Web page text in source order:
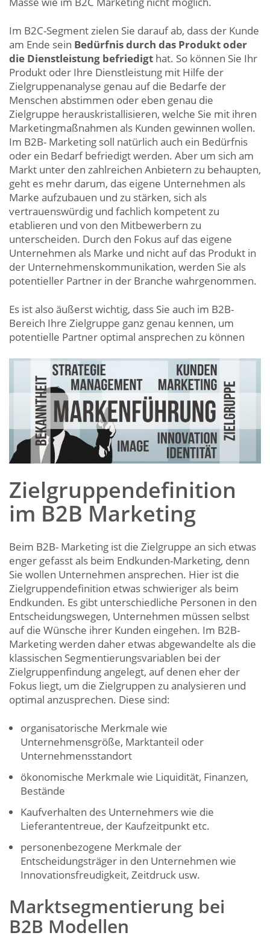
Im B2C-Segment zielen Sie darauf ab, dass der Kunde
am Ende sein Bedürfnis durch das Produkt oder
die Dienstleistung befriedigt hat. So können Sie Ihr
Produkt oder Ihre Dienstleistung mit Hilfe der
Zielgruppenanalyse genau auf die Bedarfe der
Menschen abstimmen oder eben genau die
Zielgruppe herauskristallisieren, welche Sie mit ihren
Marketingmaßnahmen als Kunden gewinnen wollen.
Im B2B- Marketing soll natürlich auch ein Bedürfnis
oder ein Bedarf befriedigt werden. Aber um sich am
Markt unter den zahlreichen Anbietern zu behaupten,
geht es mehr darum, das eigene Unternehmen als
Marke aufzubauen und zu stärken, sich als
vertrauenswürdig und fachlich kompetent zu
etablieren und von den Mitbewerbern zu
unterscheiden. Durch den Fokus auf das eigene
Unternehmen als Marke und nicht auf das Produkt in
der Unternehmenskommunikation, werden Sie als
potentieller Partner in der Branche wahrgenommen.
Es ist also äußerst wichtig, dass Sie auch im B2B-
Bereich Ihre Zielgruppe ganz genau kennen, um
potentielle Partner optimal ansprechen zu können
Zielgruppendefinition
im B2B Marketing
Beim B2B- Marketing ist die Zielgruppe an sich etwas
enger gefasst als beim Endkunden-Marketing, denn
Sie wollen Unternehmen ansprechen. Hier ist die
Zielgruppendefinition etwas schwieriger als beim
Endkunden. Es gibt unterschiedliche Personen in den
Entscheidungswegen, Unternehmen müssen selbst
auf die Wünsche ihrer Kunden eingehen. Im B2B-
Marketing werden daher etwas abgewandelte als die
klassischen Segmentierungsvariablen bei der
Zielgruppenfindung angelegt, auf denen eher der
Fokus liegt, um die Zielgruppen zu analysieren und
optimal anzusprechen. Diese sind:
organisatorische Merkmale wie
Unternehmensgröße, Marktanteil oder
Unternehmensstandort
ökonomische Merkmale wie Liquidität, Finanzen,
Bestände
Kaufverhalten des Unternehmers wie die
Lieferantentreue, der Kaufzeitpunkt etc.
personenbezogene Merkmale der
Entscheidungsträger in den Unternehmen wie
Innovationsfreudigkeit, Zeitdruck usw.
Marktsegmentierung bei
B2B Modellen